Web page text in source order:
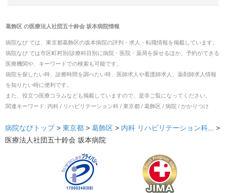
葛飾区の医療法人社団五十鈴会 坂本病院情報
病院なび では、 東京都葛飾区の坂本病院の評判・求人・転職情報を掲載しています。
病院なび では市区町村別/診療科目別に病院・医院・薬局を探せるほか、予約ができる
医療機関や、キーワードでの検索も可能です。
病院を探したい時、診療時間を調べたい時、医師求人や看護師求人、薬剤師求人情報
を知りたい時に便利です。
また、役立つ医療コラムなども掲載していますので、是非ご覧になってください。
関連キーワード: 内科 / リハビリテーション科 / 東京都 / 葛飾区 / 病院 / かかりつけ
病院なびトップ> 東京都 > 葛飾区 > 内科 リハビリテーション科 ... >
医療法人社団五十鈴会 坂本病院